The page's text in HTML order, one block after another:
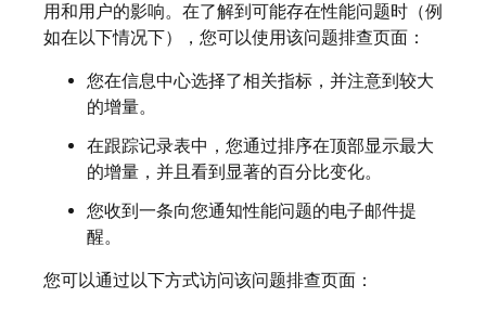
用和用户的影响。在了解到可能存在性能问题时（例
如在以下情况下），您可以使用该问题排查页面：
您在信息中心选择了相关指标，并注意到较大
的增量。
在跟踪记录表中，您通过排序在顶部显示最大
的增量，并且看到显著的百分比变化。
您收到一条向您通知性能问题的电子邮件提
醒。
您可以通过以下方式访问该问题排查页面：